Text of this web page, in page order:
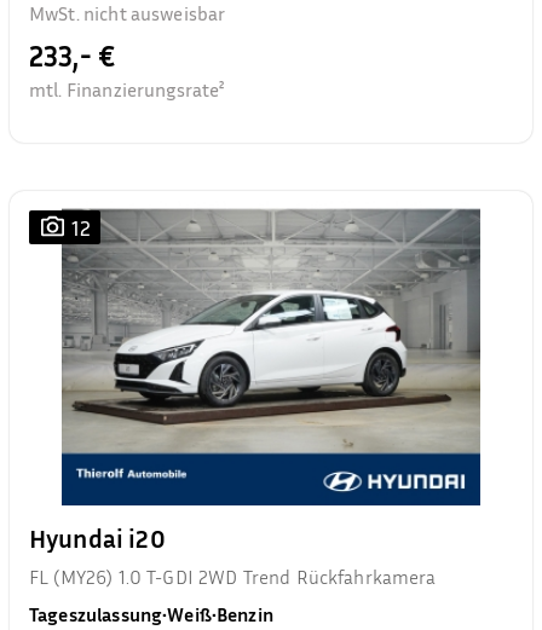
MwSt. nicht ausweisbar
233,- €
mtl. Finanzierungsrate²
12
Hyundai i20
FL (MY26) 1.0 T-GDI 2WD Trend Rückfahrkamera
Tageszulassung•Weiß•Benzin